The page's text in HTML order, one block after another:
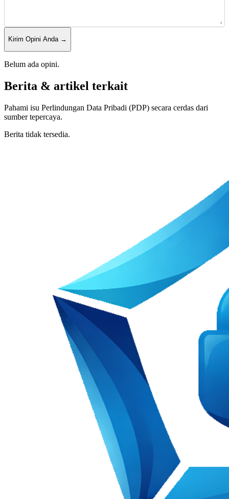
Kirim Opini Anda →
Belum ada opini.
Berita & artikel terkait
Pahami isu Perlindungan Data Pribadi (PDP) secara cerdas dari
sumber tepercaya.
Berita tidak tersedia.